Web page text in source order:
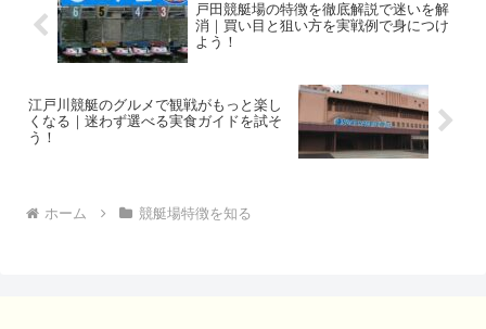
戸田競艇場の特徴を徹底解説で迷いを解
消｜買い目と狙い方を実戦例で身につけ
よう！
江戸川競艇のグルメで観戦がもっと楽し
くなる｜迷わず選べる実食ガイドを試そ
う！
ホーム 競艇場特徴を知る